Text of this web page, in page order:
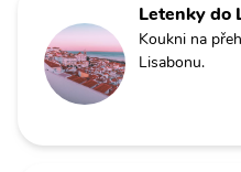
Letenky do
Koukni na
Lisabonu.